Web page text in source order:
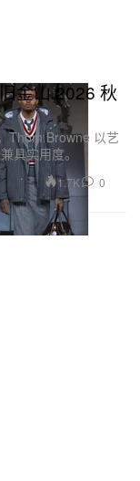
金山 2026 秋
Thom Browne 以艺
具实用度。
1.7K 0